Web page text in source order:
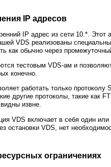
IP адресов
IP адрес из сети 10.*.
VDS реализованы
как обычно через
тестовым VDS-ам и
конечно.
работать только
другие протоколы, такие как
извне.
VDS включает в себя один
остановки VDS, нет
ограничениях